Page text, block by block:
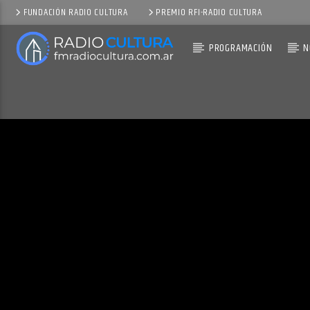
FUNDACIÓN RADIO CULTURA PREMIO RFI-RADIO CULTURA
PROGRAMACIÓN